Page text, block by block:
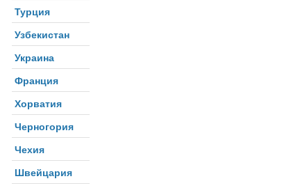
Турция
Узбекистан
Украина
Франция
Хорватия
Черногория
Чехия
Швейцария